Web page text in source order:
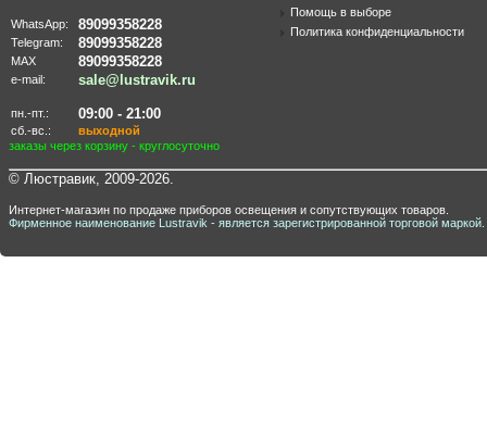
WhatsApp: 89099358228
Telegram: 89099358228
MAX 89099358228
e-mail: sale@lustravik.ru
пн.-пт.: 09:00 - 21:00
сб.-вс.:
выходной
заказы через корзину - круглосуточно
Помощь в выборе
Политика конфиденциальности
© Люстравик, 2009-2026.
Интернет-магазин по продаже приборов освещения и сопутствующих товаров.
Фирменное наименование Lustravik - является зарегистрированной торговой